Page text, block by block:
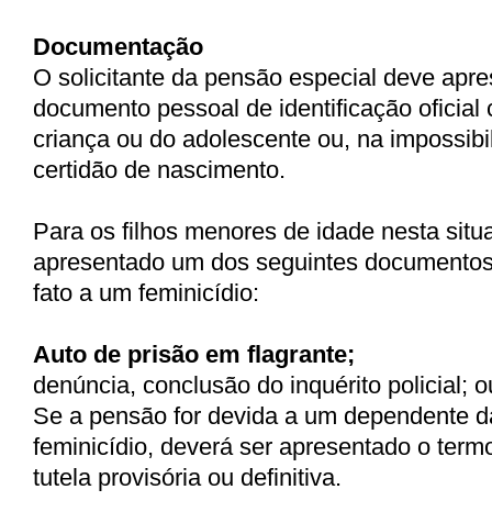
Documentação
O solicitante da pensão especial deve
documento pessoal de identificação oficial
criança ou do adolescente ou, na
certidão de nascimento.
Para os filhos menores de idade nesta
apresentado um dos seguintes
fato a um feminicídio:
Auto de prisão em flagrante;
denúncia, conclusão do inquérito policial;
Se a pensão for devida a um dependente
feminicídio, deverá ser apresentado o
tutela provisória ou definitiva.